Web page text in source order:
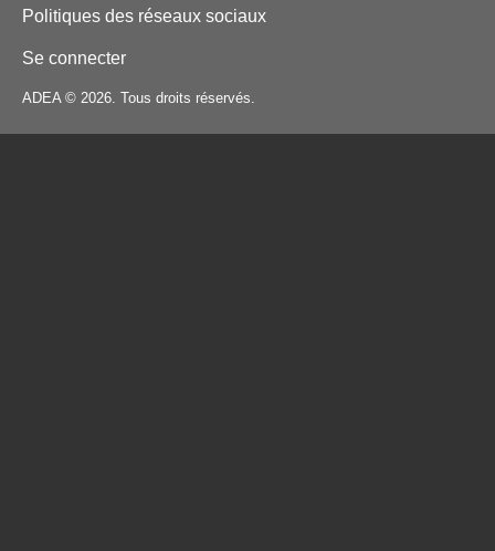
Politiques des réseaux sociaux
Se connecter
ADEA © 2026. Tous droits réservés.